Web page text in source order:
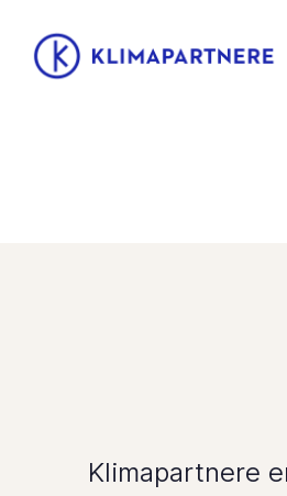
Klimapartnere